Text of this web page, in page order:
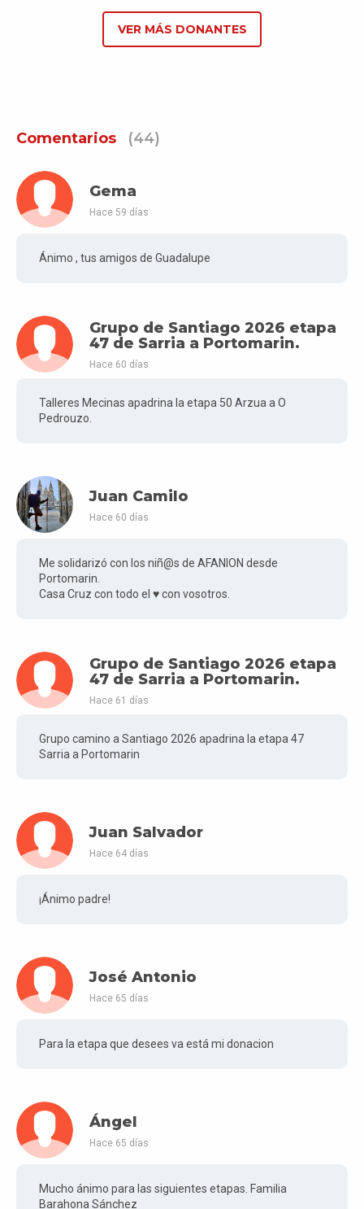
VER MÁS DONANTES
Comentarios (44)
Gema
Hace 59 días
Ánimo , tus amigos de Guadalupe
Grupo de Santiago 2026 etapa
47 de Sarria a Portomarin.
Hace 60 días
Talleres Mecinas apadrina la etapa 50 Arzua a O
Pedrouzo.
Juan Camilo
Hace 60 días
Me solidarizó con los niñ@s de AFANION desde
Portomarin.
Casa Cruz con todo el ♥️ con vosotros.
Grupo de Santiago 2026 etapa
47 de Sarria a Portomarin.
Hace 61 días
Grupo camino a Santiago 2026 apadrina la etapa 47
Sarria a Portomarin
Juan Salvador
Hace 64 días
¡Ánimo padre!
José Antonio
Hace 65 días
Para la etapa que desees va está mi donacion
Ángel
Hace 65 días
Mucho ánimo para las siguientes etapas. Familia
Barahona Sánchez